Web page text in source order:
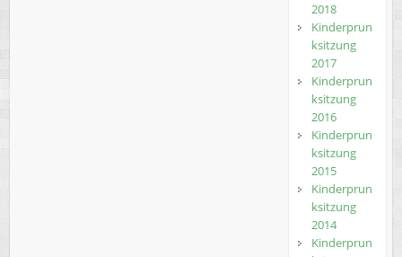
2018
Kinderprun
ksitzung
2017
Kinderprun
ksitzung
2016
Kinderprun
ksitzung
2015
Kinderprun
ksitzung
2014
Kinderprun